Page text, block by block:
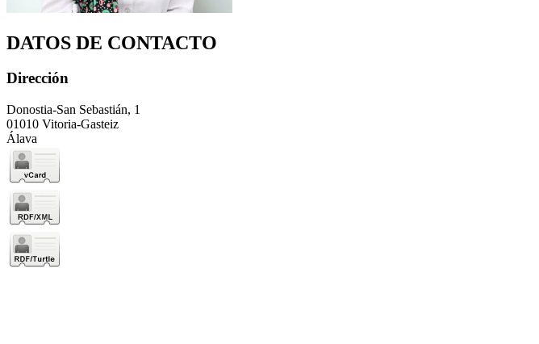
DATOS DE CONTACTO
Dirección
Donostia-San Sebastián, 1
01010 Vitoria-Gasteiz
Álava